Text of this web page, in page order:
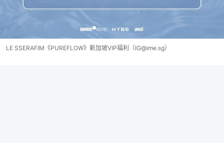
LE SSERAFIM《PUREFLOW》新加坡VIP福利（IG@ime.sg）